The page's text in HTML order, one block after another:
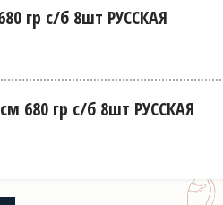
гр с/б 8шт РУССКАЯ
680 гр с/б 8шт РУССКАЯ